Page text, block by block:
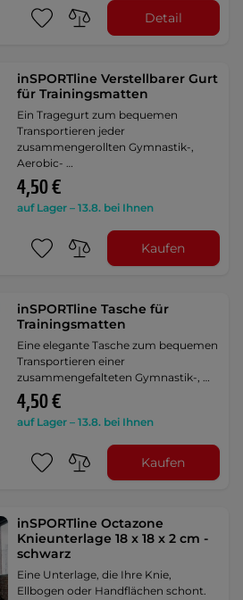
Detail
inSPORTline Verstellbarer Gurt
für Trainingsmatten
Ein Tragegurt zum bequemen
Transportieren jeder
zusammengerollten Gymnastik-,
Aerobic- …
4,50 €
auf Lager – 13.8. bei Ihnen
Kaufen
inSPORTline Tasche für
Trainingsmatten
Eine elegante Tasche zum bequemen
Transportieren einer
zusammengefalteten Gymnastik-, …
4,50 €
auf Lager – 13.8. bei Ihnen
Kaufen
inSPORTline Octazone
Knieunterlage 18 x 18 x 2 cm -
schwarz
Eine Unterlage, die Ihre Knie,
Ellbogen oder Handflächen schont.